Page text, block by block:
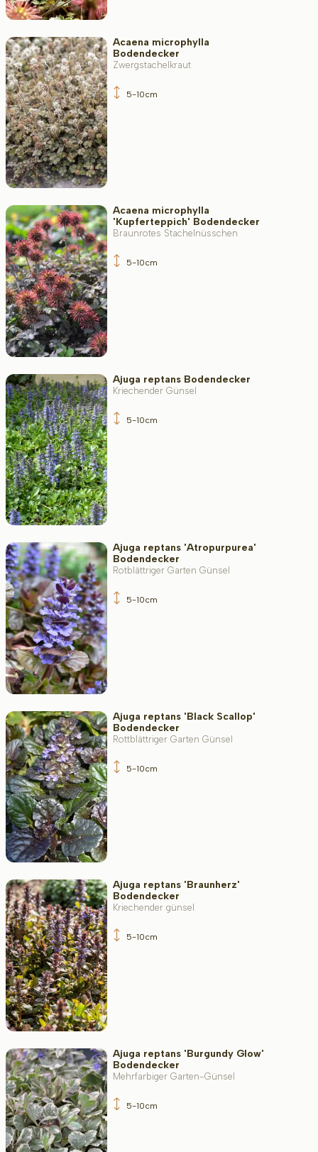
Acaena microphylla
Bodendecker
Zwergstachelkraut
5-10cm
Acaena microphylla
'Kupferteppich' Bodendecker
Braunrotes Stachelnüsschen
5-10cm
Ajuga reptans Bodendecker
Kriechender Günsel
5-10cm
Ajuga reptans 'Atropurpurea'
Bodendecker
Rotblättriger Garten Günsel
5-10cm
Ajuga reptans 'Black Scallop'
Bodendecker
Rottblättriger Garten Günsel
5-10cm
Ajuga reptans 'Braunherz'
Bodendecker
Kriechender günsel
5-10cm
Ajuga reptans 'Burgundy Glow'
Bodendecker
Mehrfarbiger Garten-Günsel
5-10cm